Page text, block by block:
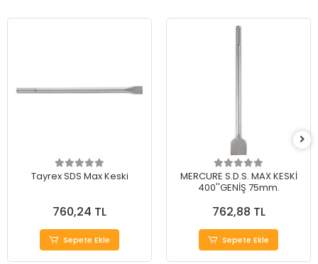
Tayrex SDS Max Keski
760,24 TL
Sepete Ekle
MERCURE S.D.S. MAX KESKİ
400''GENİŞ 75mm.
762,88 TL
Sepete Ekle